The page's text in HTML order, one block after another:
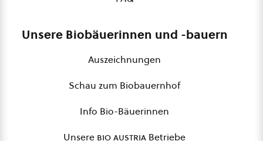
Unsere Biobäuerinnen und -bauern
Auszeichnungen
Schau zum Biobauernhof
Info Bio-Bäuerinnen
Unsere bio austria Betriebe